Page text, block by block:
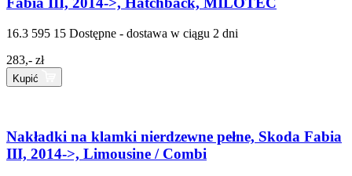
16.3 595 15 Dostępne - dostawa w ciągu 2 dni
283,- zł
Kupić
Nakładki na klamki nierdzewne pełne, Skoda Fabia
III, 2014->, Limousine / Combi